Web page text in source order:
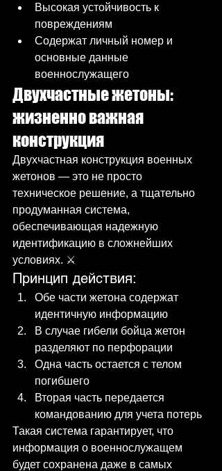
Высокая устойчивость к
повреждениям
Содержат личный номер и
основные данные
военнослужащего
Двухчастные жетоны:
жизненно важная
конструкция
Двухчастная конструкция военных
жетонов — это не просто
техническое решение, а тщательно
продуманная система,
обеспечивающая надежную
идентификацию в сложнейших
условиях. ⚔️
Принцип действия:
Обе части жетона содержат
идентичную информацию
В случае гибели бойца жетон
разделяют по перфорации
Одна часть остается с телом
погибшего
Вторая часть передается
командованию для учета потерь
Такая система гарантирует, что
информация о военнослужащем
будет сохранена даже в самых